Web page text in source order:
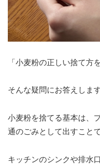
「小麦粉の正しい捨て方
そんな疑問にお答えします
小麦粉を捨てる基本は、
通のごみとして出すことで
キッチンのシンクや排水